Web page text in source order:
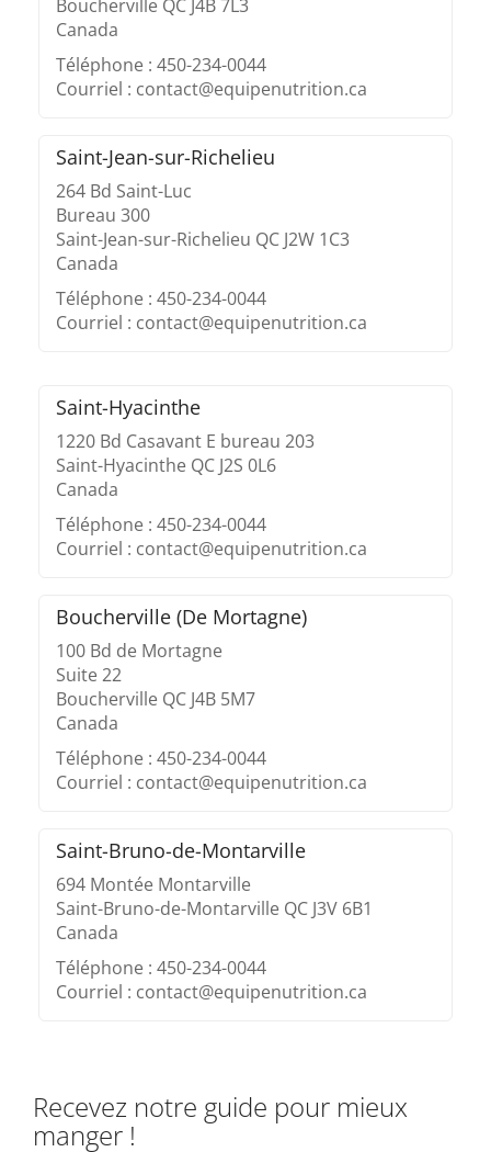
Boucherville QC J4B 7L3
Canada
Téléphone : 450-234-0044
Courriel : contact@equipenutrition.ca
Saint-Jean-sur-Richelieu
264 Bd Saint-Luc
Bureau 300
Saint-Jean-sur-Richelieu QC J2W 1C3
Canada
Téléphone : 450-234-0044
Courriel : contact@equipenutrition.ca
Saint-Hyacinthe
1220 Bd Casavant E bureau 203
Saint-Hyacinthe QC J2S 0L6
Canada
Téléphone : 450-234-0044
Courriel : contact@equipenutrition.ca
Boucherville (De Mortagne)
100 Bd de Mortagne
Suite 22
Boucherville QC J4B 5M7
Canada
Téléphone : 450-234-0044
Courriel : contact@equipenutrition.ca
Saint-Bruno-de-Montarville
694 Montée Montarville
Saint-Bruno-de-Montarville QC J3V 6B1
Canada
Téléphone : 450-234-0044
Courriel : contact@equipenutrition.ca
Recevez notre guide pour mieux
manger !